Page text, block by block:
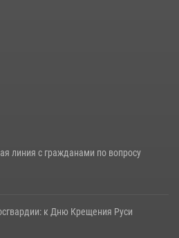
объектам
линия с гражданами по вопросу
к Дню Крещения Руси